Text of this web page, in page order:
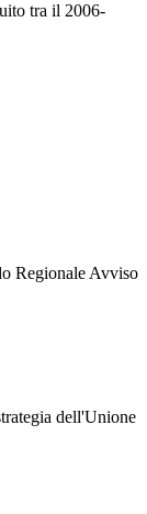
tra il 2006-
Regionale Avviso
dell'Unione